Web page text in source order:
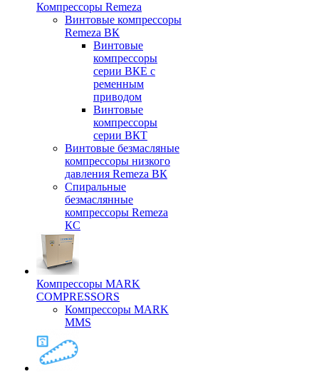
Компрессоры Remeza
Винтовые компрессоры
Remeza ВК
Винтовые
компрессоры
серии ВКЕ с
ременным
приводом
Винтовые
компрессоры
серии ВКТ
Винтовые безмасляные
компрессоры низкого
давления Remeza ВК
Спиральные
безмаслянные
компрессоры Remeza
КС
Компрессоры MARK
COMPRESSORS
Компрессоры MARK
MMS